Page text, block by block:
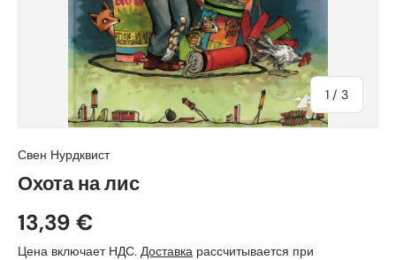
1 / из
3
Свен Нурдквист
Охота на лис
13,39 €
Цена включает НДС. Доставка рассчитывается при